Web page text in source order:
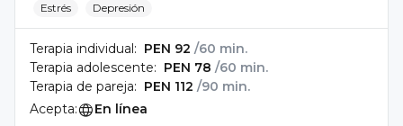
Estrés
Depresión
Terapia individual: PEN 92 /60 min.
Terapia adolescente: PEN 78 /60 min.
Terapia de pareja: PEN 112 /90 min.
Acepta:
En línea